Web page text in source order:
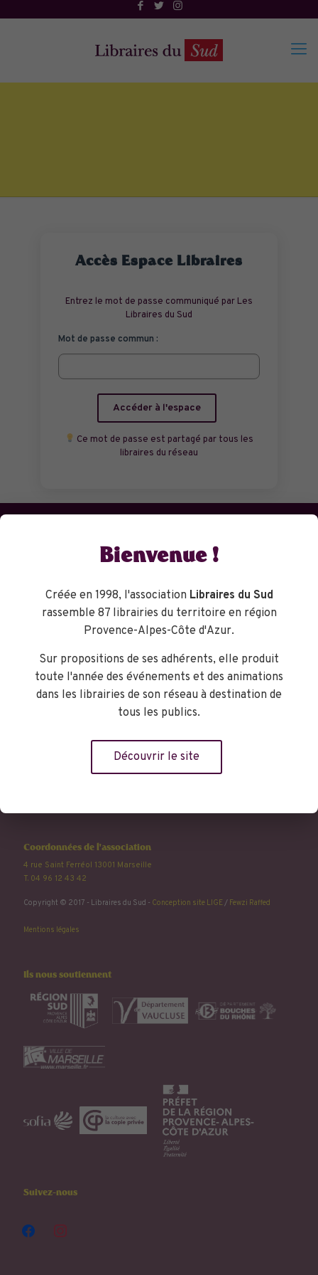
Accès Espace Libraires
Entrez le mot de passe communiqué par Les
Libraires du Sud
Mot de passe commun :
Accéder à l'espace
Ce mot de passe est partagé par tous les
libraires du réseau
Et hop ! Gagnez du temps avec la
et récupérez votre livre dans la librairie la plus proche.
Commandez vos livres
dans l'animation culturelle de nos villes, et que leur mission est aussi
de faciliter le libre accès aux livres, bien sûr, mais aussi à l'imaginaire
et au plaisir. Plaisir de lire, de rire, de réfléchir, de découvrir, de se
Coordonnées de l'association
4 rue Saint Ferréol 13001 Marseille
T. 04 96 12 43 42
Copyright © 2017 - Libraires du Sud - Conception site LIGE/ Fewzi Raffed
Mentions légales
Ils nous soutiennent
Suivez-nous
facebookinstagram
Bienvenue !
Créée en 1998, l'association Libraires du Sud
rassemble 87 librairies du territoire en région
Provence-Alpes-Côte d'Azur.
Sur propositions de ses adhérents, elle produit
toute l'année des événements et des animations
dans les librairies de son réseau à destination de
tous les publics.
Découvrir le site